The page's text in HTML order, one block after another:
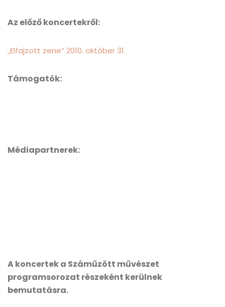
Az előző koncertekről:
„Elfajzott zene” 2010. október 31.
Támogatók:
Médiapartnerek:
A koncertek a Száműzött művészet
programsorozat részeként kerülnek
bemutatásra.